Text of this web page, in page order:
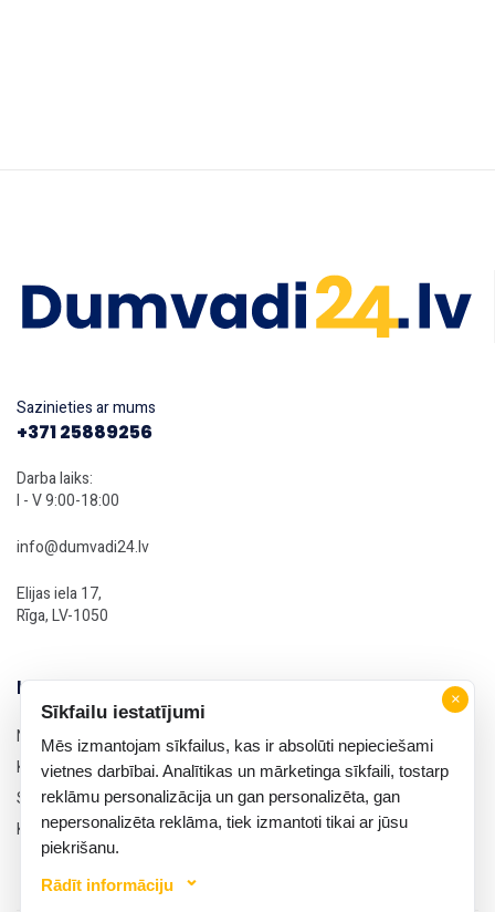
Sazinieties ar mums
+371 25889256
Darba laiks:
I - V 9:00-18:00
info@dumvadi24.lv
Elijas iela 17,
Rīga, LV-1050
Informācija
Noteikumi un nosacījumi
Konfidencialitātes politika
Sīkdatņu politika
Kontakti
×
Sīkfailu iestatījumi
Mēs izmantojam sīkfailus, kas ir absolūti nepieciešami
vietnes darbībai. Analītikas un mārketinga sīkfaili, tostarp
reklāmu personalizācija un gan personalizēta, gan
nepersonalizēta reklāma, tiek izmantoti tikai ar jūsu
piekrišanu.
Rādīt informāciju